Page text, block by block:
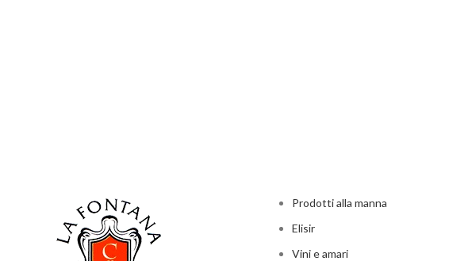
Prodotti alla manna
Elisir
Vini e amari